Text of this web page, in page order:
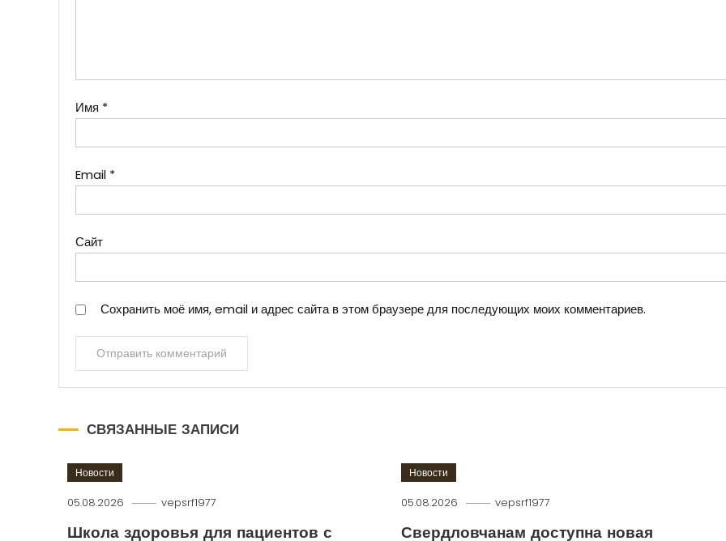
Имя *
Email *
Сайт
Сохранить моё имя, email и адрес сайта в этом браузере для последующих моих комментариев.
СВЯЗАННЫЕ ЗАПИСИ
Новости
05.08.2026 vepsrf1977
Школа здоровья для пациентов с
Новости
05.08.2026 vepsrf1977
Свердловчанам доступна новая